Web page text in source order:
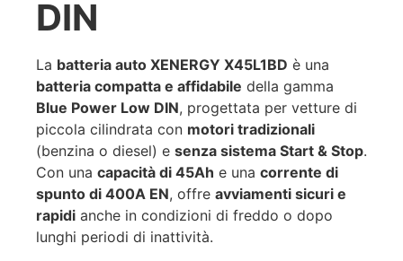
DIN
La batteria auto XENERGY X45L1BD è una
batteria compatta e affidabile della gamma
Blue Power Low DIN, progettata per vetture di
piccola cilindrata con motori tradizionali
(benzina o diesel) e senza sistema Start & Stop.
Con una capacità di 45Ah e una corrente di
spunto di 400A EN, offre avviamenti sicuri e
rapidi anche in condizioni di freddo o dopo
lunghi periodi di inattività.